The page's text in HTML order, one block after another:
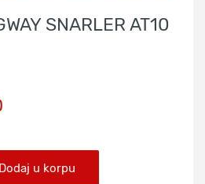
SNARLER AT10
Dodaj u korpu